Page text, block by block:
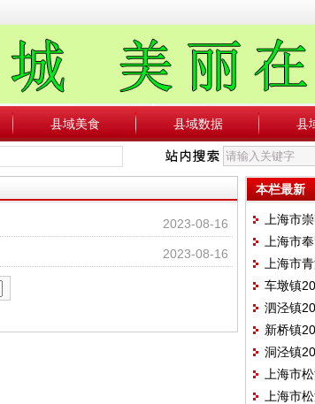
县域美食 县域数据 县
2023-08-16
2023-08-16
本栏最新
上海市
上海市
上海市
车墩镇
泗泾镇
新桥镇
洞泾镇
上海市
上海市